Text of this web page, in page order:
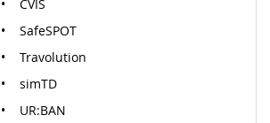
• CVIS
• SafeSPOT
• Travolution
• simTD
• UR:BAN